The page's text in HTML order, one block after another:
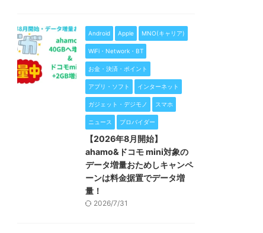
Android Apple MNO(キャリア)
WiFi・Network・BT
お金・決済・ポイント
アプリ・ソフト インターネット
ガジェット・デジモノ スマホ
ニュース プロバイダー
【2026年8月開始】
ahamo&ドコモ mini対象の
データ増量おためしキャンペ
ーンは料金据置でデータ増
量！
2026/7/31